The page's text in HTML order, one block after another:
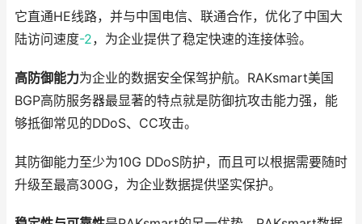
它直通HE线路，并与中国电信、联通合作，优化了中国大
陆访问速度-2，为企业提供了稳定快速的连接体验。
高防御能力为企业的数据安全保驾护航。RAKsmart美国
BGP高防服务器最显著的特点就是防御抗攻击能力强，能
够抵御常见的DDoS、CC攻击。
其防御能力至少为10G DDoS防护，而且可以根据需要随时
升级至最高300G，为企业数据提供坚实保护。